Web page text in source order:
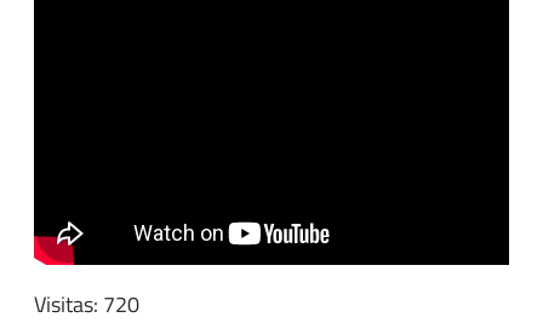
Visitas: 720